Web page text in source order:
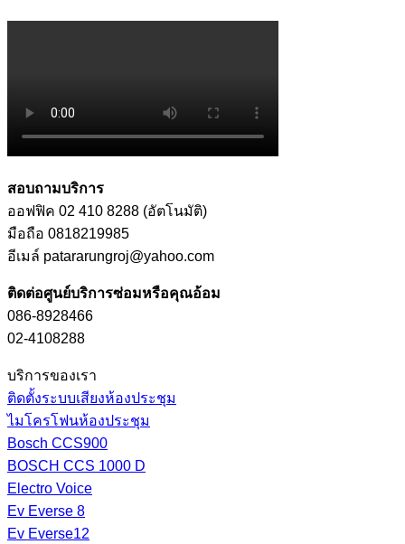
สอบถามบริการ
ออฟฟิค 02 410 8288 (อัตโนมัติ)
มือถือ 0818219985
อีเมล์ patararungroj@yahoo.com
ติดต่อศูนย์บริการซ่อมหรือคุณอ้อม
086-8928466
02-4108288
บริการของเรา
ติดตั้งระบบเสียงห้องประชุม
ไมโครโฟนห้องประชุม
Bosch CCS900
BOSCH CCS 1000 D
Electro Voice
Ev Everse 8
Ev Everse12